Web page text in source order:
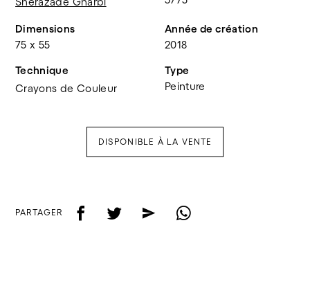
Dimensions
75 x 55
Année de création
2018
Technique
Crayons de Couleur
Type
Peinture
DISPONIBLE À LA VENTE
PARTAGER f t e w